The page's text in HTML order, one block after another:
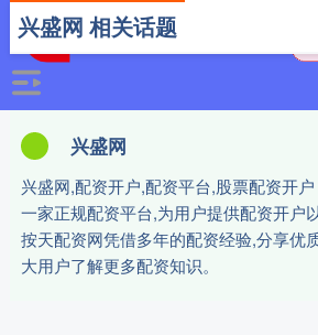
兴盛网
兴盛网,配资开户,配资平台,股票配资开
一家正规配资平台,为用户提供配资开户
按天配资网凭借多年的配资经验,分享优
大用户了解更多配资知识。
兴盛网 相关话题